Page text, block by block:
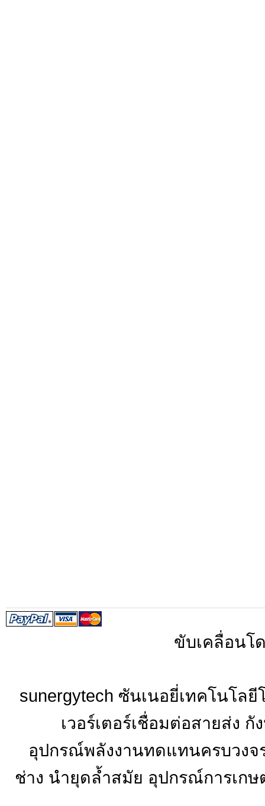
ขับเคลื่อนโ
sunergytech ซันเนอยี่เทคโนโล
เวอร์เตอร์เชื่อมต่อสายส่ง
อุปกรณ์พลังงานทดแทนครบวงจ
ช่าง นำยุดล้ำสมัย อุปกรณ์การเก